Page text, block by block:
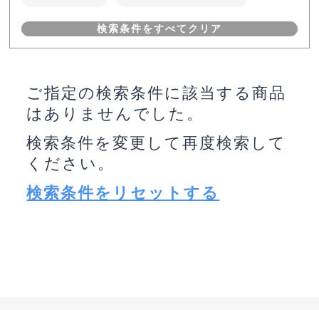
検索条件をすべてクリア
ご指定の検索条件に該当する商品
はありませんでした。
検索条件を変更して再度検索して
ください。
検索条件をリセットする